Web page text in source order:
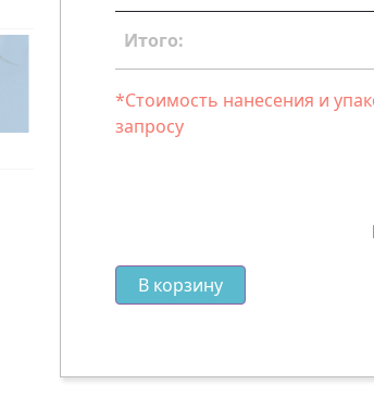
Итого:
*Стоимость нанесения и
запросу
В корзину